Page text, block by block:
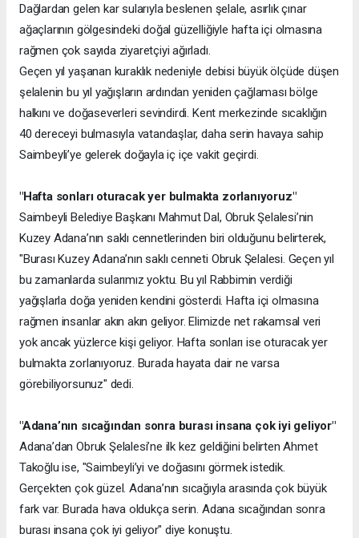
Dağlardan gelen kar sularıyla beslenen şelale, asırlık çınar
ağaçlarının gölgesindeki doğal güzelliğiyle hafta içi olmasına
rağmen çok sayıda ziyaretçiyi ağırladı.
Geçen yıl yaşanan kuraklık nedeniyle debisi büyük ölçüde düşen
şelalenin bu yıl yağışların ardından yeniden çağlaması bölge
halkını ve doğaseverleri sevindirdi. Kent merkezinde sıcaklığın
40 dereceyi bulmasıyla vatandaşlar, daha serin havaya sahip
Saimbeyli’ye gelerek doğayla iç içe vakit geçirdi.
"Hafta sonları oturacak yer bulmakta zorlanıyoruz"
Saimbeyli Belediye Başkanı Mahmut Dal, Obruk Şelalesi’nin
Kuzey Adana’nın saklı cennetlerinden biri olduğunu belirterek,
"Burası Kuzey Adana’nın saklı cenneti Obruk Şelalesi. Geçen yıl
bu zamanlarda sularımız yoktu. Bu yıl Rabbimin verdiği
yağışlarla doğa yeniden kendini gösterdi. Hafta içi olmasına
rağmen insanlar akın akın geliyor. Elimizde net rakamsal veri
yok ancak yüzlerce kişi geliyor. Hafta sonları ise oturacak yer
bulmakta zorlanıyoruz. Burada hayata dair ne varsa
görebiliyorsunuz" dedi.
"Adana’nın sıcağından sonra burası insana çok iyi geliyor"
Adana’dan Obruk Şelalesi’ne ilk kez geldiğini belirten Ahmet
Takoğlu ise, "Saimbeyli’yi ve doğasını görmek istedik.
Gerçekten çok güzel. Adana’nın sıcağıyla arasında çok büyük
fark var. Burada hava oldukça serin. Adana sıcağından sonra
burası insana çok iyi geliyor" diye konuştu.